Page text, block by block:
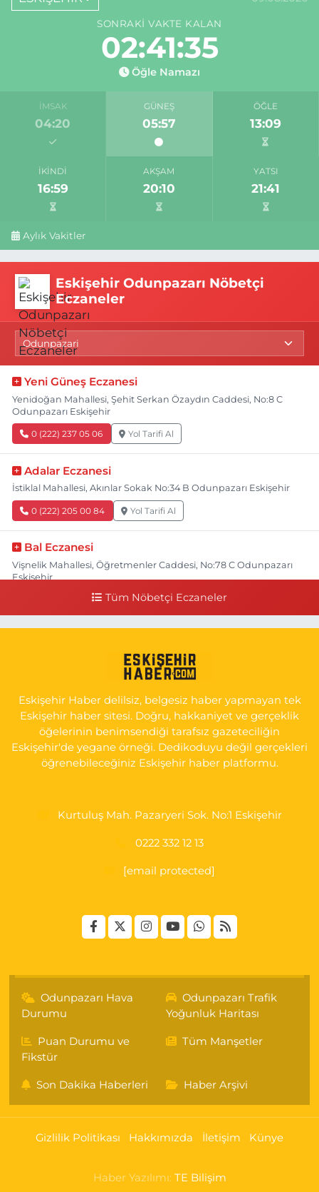
SONRAKI VAKTE KALAN
02:41:34
Öğle Namazı
İMSAK
04:20
GÜNEŞ
05:57
ÖĞLE
13:09
İKINDI
16:59
AKŞAM
20:10
YATSI
21:41
Aylık Vakitler
Eskişehir Odunpazarı Nöbetçi
Eczaneler
Yeni Güneş Eczanesi
Yenidoğan Mahallesi, Şehit Serkan Özaydın Caddesi, No:8 C
Odunpazarı Eskişehir
0 (222) 237 05 06 Yol Tarifi Al
Adalar Eczanesi
İstiklal Mahallesi, Akınlar Sokak No:34 B Odunpazarı Eskişehir
0 (222) 205 00 84 Yol Tarifi Al
Bal Eczanesi
Vişnelik Mahallesi, Öğretmenler Caddesi, No:78 C Odunpazarı
Eskişehir
0 (222) 225 50 00 Yol Tarifi Al
Gültepe Mahallesi, Halk Caddesi No:107 C Odunpazarı Eskişehir
Yol Tarifi Al
Bizim Eczanesi
Emek Mahallesi, Ertaş Caddesi No:12 A Odunpazarı Eskişehir
0 (222) 250 87 69 Yol Tarifi Al
Tüm Nöbetçi Eczaneler
Eskişehir Haber delilsiz, belgesiz haber yapmayan tek
Eskişehir haber sitesi. Doğru, hakkaniyet ve gerçeklik
öğelerinin benimsendiği tarafsız gazeteciliğin
Eskişehir'de yegane örneği. Dedikoduyu değil gerçekleri
öğrenebileceğiniz Eskişehir haber platformu.
Kurtuluş Mah. Pazaryeri Sok. No:1 Eskişehir
0222 332 12 13
[email protected]
Odunpazarı Hava
Durumu
Odunpazarı Trafik
Yoğunluk Haritası
Puan Durumu ve
Fikstür
Tüm Manşetler
Son Dakika Haberleri Haber Arşivi
Gizlilik Politikası Hakkımızda İletişim Künye
Haber Yazılımı: TE Bilişim